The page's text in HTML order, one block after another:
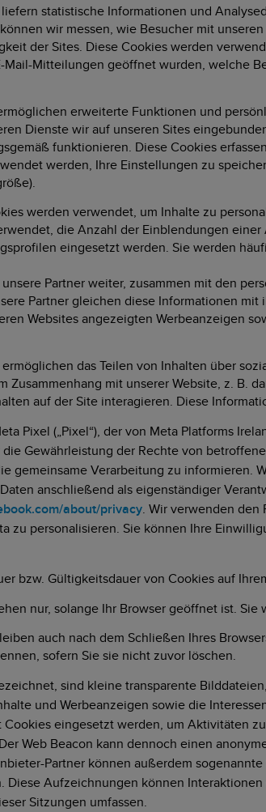
statistische Informationen und
wir messen, wie Besucher mit
der Sites. Diese Cookies werden
Mitteilungen geöffnet wurden, welche
erweiterte Funktionen und
Dienste wir auf unseren Sites
funktionieren. Diese Cookies
werden, Ihre Einstellungen zu
werden verwendet, um Inhalte zu
die Anzahl der Einblendungen
eingesetzt werden. Sie werden
Partner weiter, zusammen mit den
Partner gleichen diese Informationen
Websites angezeigten Werbeanzeigen
das Teilen von Inhalten über
Zusammenhang mit unserer Website, z. B.
auf der Site interagieren. Diese
Pixel („Pixel“), der von Meta Platforms
Gewährleistung der Rechte von
gemeinsame Verarbeitung zu
anschließend als eigenständiger
about/privacy. Wir verwenden den
zu personalisieren. Sie können Ihre
bzw. Gültigkeitsdauer von Cookies auf
nur, solange Ihr Browser geöffnet ist.
auch nach dem Schließen Ihres
sofern Sie sie nicht zuvor löschen.
sind kleine transparente
und Werbeanzeigen sowie die
eingesetzt werden, um Aktivitäten
Web Beacon kann dennoch einen
Partner können außerdem
Diese Aufzeichnungen können
Sitzungen umfassen.